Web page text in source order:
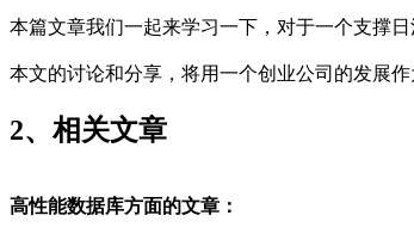
本篇文章我们一起来学习一下，对于一个支撑
本文的讨论和分享，将用一个创业公司的发展作
2、相关文章
高性能数据库方面的文章：